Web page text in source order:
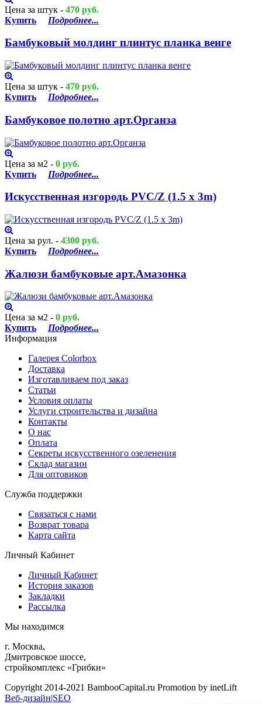
Цена за штук - 470 руб.
Купить
Подробнее...
Бамбуковый молдинг плинтус планка венге
Цена за штук - 470 руб.
Купить
Подробнее...
Бамбуковое полотно арт.Органза
Цена за м2 - 0 руб.
Купить
Подробнее...
Искусственная изгородь PVC/Z (1.5 x 3m)
Цена за рул. - 4300 руб.
Купить
Подробнее...
Жалюзи бамбуковые арт.Амазонка
Цена за м2 - 0 руб.
Купить
Подробнее...
Информация
Галерея Colorbox
Доставка
Изготавливаем под заказ
Статьи
Условия оплаты
Услуги строительствa и дизайнa
Контакты
О нас
Оплата
Секреты искусственного озеленения
Склад магазин
Для оптовиков
Служба поддержки
Связаться с нами
Возврат товара
Карта сайта
Личный Кабинет
Личный Кабинет
История заказов
Закладки
Рассылка
Мы находимся
г. Москва,
Дмитровское шоссе,
стройкомплекс «Грибки»
Copyright 2014-2021 BambooCapital.ru Promotion by inetLift
Веб-дизайн|SEO